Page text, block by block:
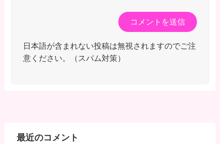
日本語が含まれない投稿は無視されますのでご注
意ください。（スパム対策）
最近のコメント